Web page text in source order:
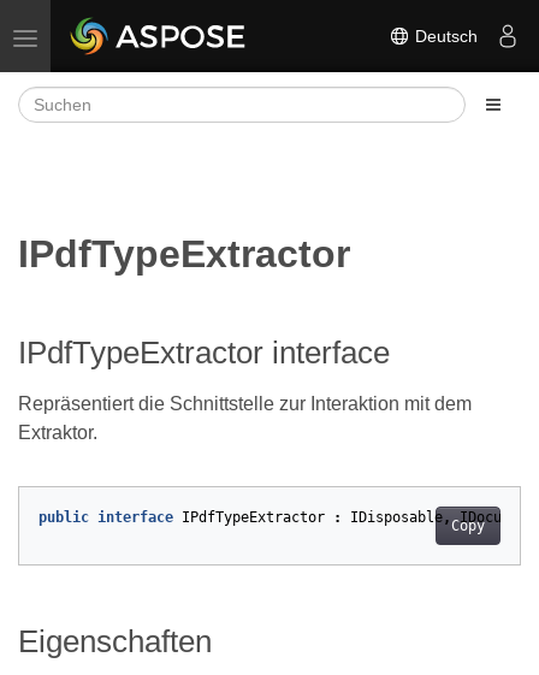
Navigation umschalten Deutsch
IPdfTypeExtractor
IPdfTypeExtractor interface
Repräsentiert die Schnittstelle zur Interaktion mit dem
Extraktor.
Copy
public interface IPdfTypeExtractor : IDisposable,
Eigenschaften